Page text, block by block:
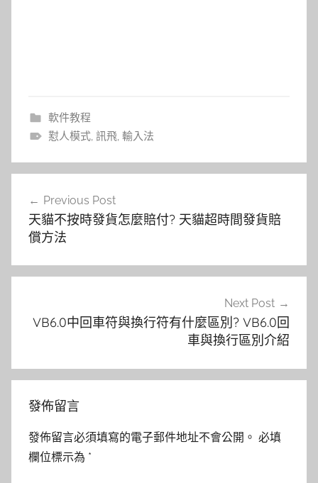
軟件教程
懟人模式, 訊飛, 輸入法
導
覽
Previous Post
天貓不按時發貨怎麼賠付? 天貓超時間發貨賠
償方法
Next Post
VB6.0中回車符與換行符有什麼區別? VB6.0回
車與換行區別介紹
發佈留言
發佈留言必須填寫的電子郵件地址不會公開。 必填
欄位標示為 *